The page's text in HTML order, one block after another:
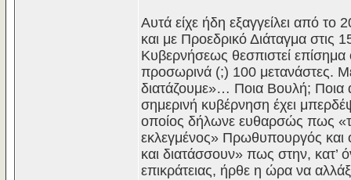
Αυτά είχε ήδη εξαγγείλει από
και με Προεδρικό Διάταγμα
Κυβερνήσεως θεσπιστεί
προσωρινά (;) 100 μετανάστες.
διατάζουμε»… Ποια Βουλή; Ποια
σημερινή κυβέρνηση έχει
οποίος δήλωνε ευθαρσώς πως
εκλεγμένος» Πρωθυπουργός και
και διατάσσουν» πως στην, κατ’
επικράτειας, ήρθε η ώρα να